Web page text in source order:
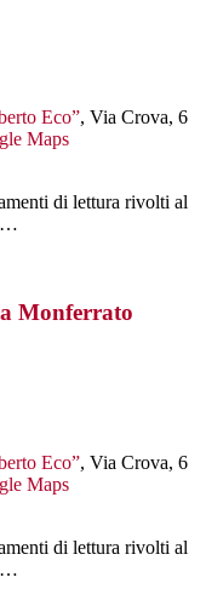
Eco”, Via Crova, 6
Maps
di lettura rivolti al
Monferrato
Eco”, Via Crova, 6
Maps
di lettura rivolti al